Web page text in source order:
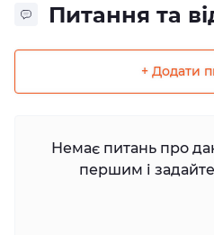
Питання та
+ Додати
Немає питань про
першим і